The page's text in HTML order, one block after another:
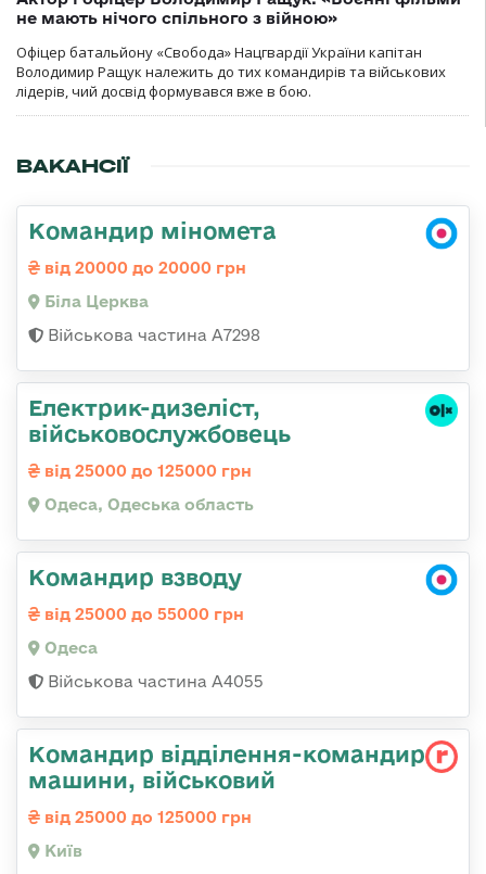
не мають нічого спільного з війною»
Офіцер батальйону «Свобода» Нацгвардії України капітан
Володимир Ращук належить до тих командирів та військових
лідерів, чий досвід формувався вже в бою.
ВАКАНСІЇ
Командир міномета
від 20000 до 20000 грн
Біла Церква
Військова частина А7298
Електрик-дизеліст,
військовослужбовець
від 25000 до 125000 грн
Одеса, Одеська область
Командир взводу
від 25000 до 55000 грн
Одеса
Військова частина А4055
Командир відділення-командир
машини, військовий
від 25000 до 125000 грн
Київ